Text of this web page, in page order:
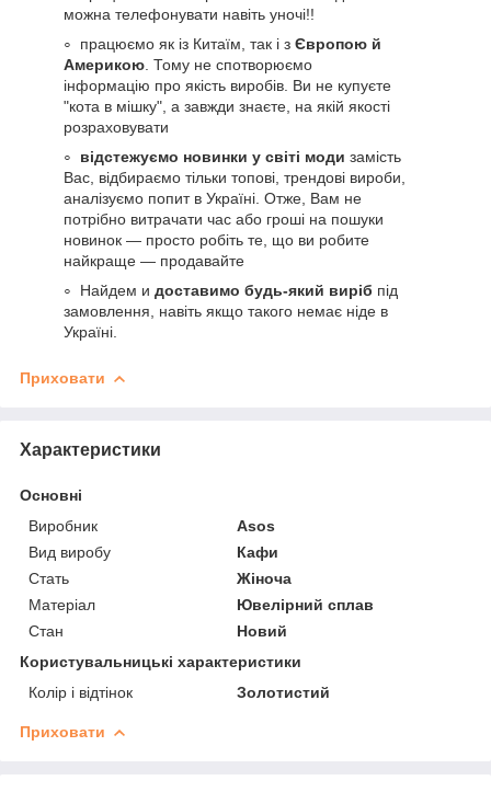
можна телефонувати навіть уночі!!
працюємо як із Китаїм, так і з Європою й
Америкою . Тому не спотворюємо
інформацію про якість виробів. Ви не купуєте
"кота в мішку", а завжди знаєте, на якій якості
розраховувати
відстежуємо новинки у світі моди замість
Вас, відбираємо тільки топові, трендові вироби,
аналізуємо попит в Україні. Отже, Вам не
потрібно витрачати час або гроші на пошуки
новинок — просто робіть те, що ви робите
найкраще — продавайте
Найдем и доставимо будь-який виріб під
замовлення, навіть якщо такого немає ніде в
Україні.
Приховати
Характеристики
Основні
Виробник
Asos
Вид виробу
Кафи
Стать
Жіноча
Матеріал
Ювелірний сплав
Стан
Новий
Користувальницькі характеристики
Колір і відтінок
Золотистий
Приховати